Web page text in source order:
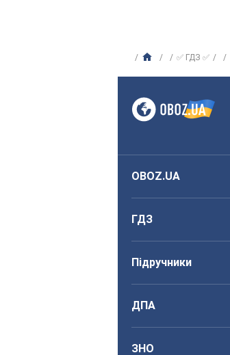
✅ ГДЗ ✅
OBOZ.UA
ГДЗ
Підручники
ДПА
ЗНО